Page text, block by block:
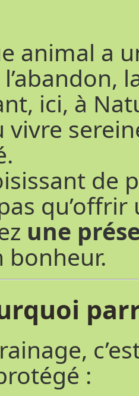
animal a
ici, à
vivre
de
une
bonheur.
: